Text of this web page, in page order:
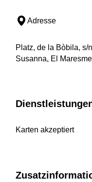
Adresse
Platz, de la Bòbila, s/
Susanna, El
Karten akzeptiert